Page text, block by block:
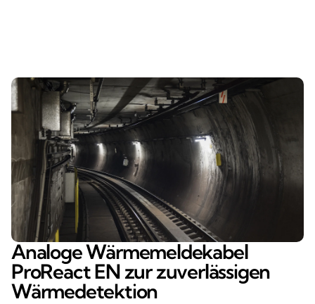
Analoge Wärmemeldekabel
ProReact EN zur zuverlässigen
Wärmedetektion